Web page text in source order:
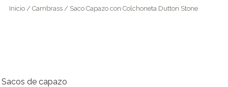
Inicio / Cambrass / Saco Capazo con Colchoneta Dutton Stone
Sacos de capazo